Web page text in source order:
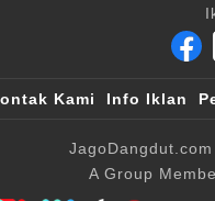
Kami Info Iklan
JagoDangdut.com
A Group